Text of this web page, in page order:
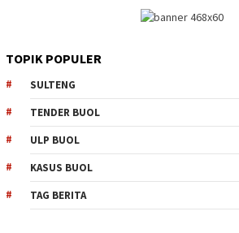
TOPIK POPULER
SULTENG
TENDER BUOL
ULP BUOL
KASUS BUOL
TAG BERITA